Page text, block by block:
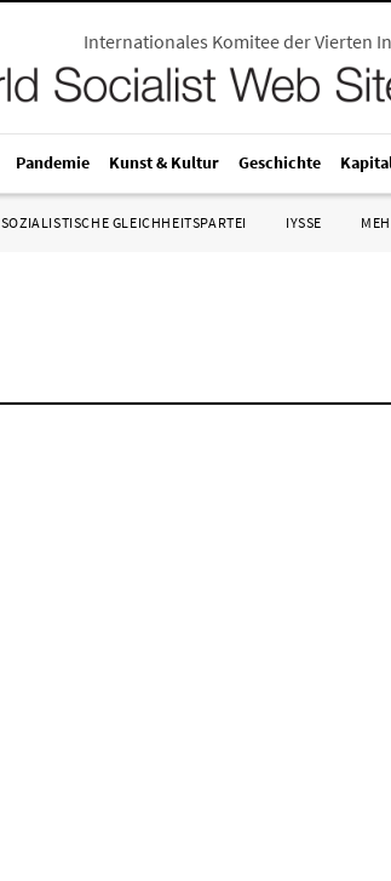
Internationales Komitee der Vierten
Pandemie Kunst & Kultur Geschichte
SOZIALISTISCHE GLEICHHEITSPARTEI IYSSE